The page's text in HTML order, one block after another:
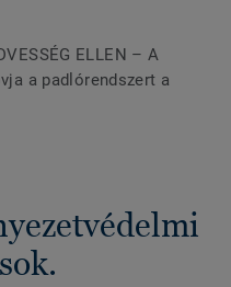
ELLEN – A
a padlórendszert a